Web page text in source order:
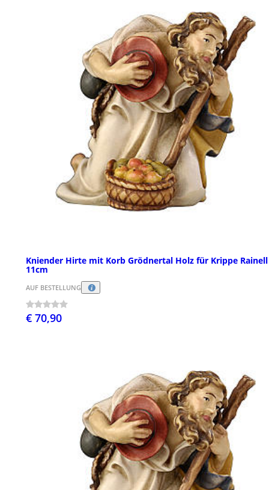
Kniender Hirte mit Korb Grödnertal Holz für Krippe Rainell
11cm
AUF BESTELLUNG
€ 70,90